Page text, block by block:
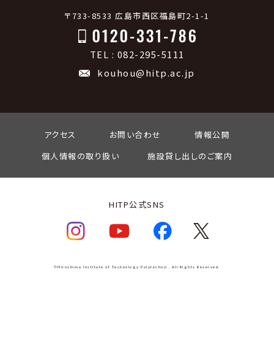
〒733-8533 広島市西区福島町2-1-1
TEL : 082-295-5111
kouhou@hitp.ac.jp
アクセス お問い合わせ
情報公開
個人情報の取り扱い
施設貸し出しのご案内
HITP公式SNS
©Hiroshima Institute of Technology Polytechnic. All Rights Reserved.